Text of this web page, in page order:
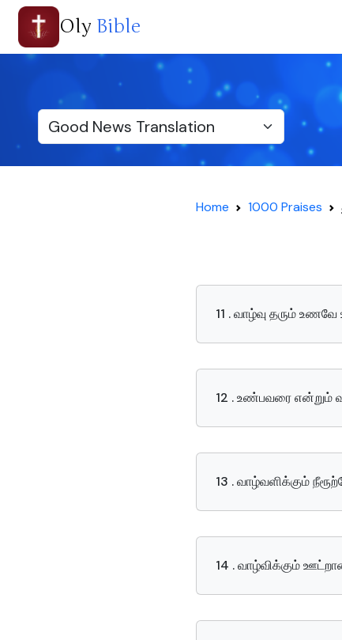
Oly Bible
Home 1000 Praises
11 . வாழ்வு தரும்
12 . உண்பவரை என்றும்
13 . வாழ்வளிக்கும்
14 . வாழ்விக்கும்